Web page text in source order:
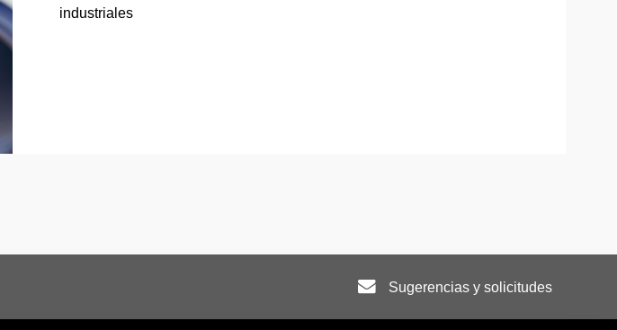
industriales
Sugerencias y solicitudes